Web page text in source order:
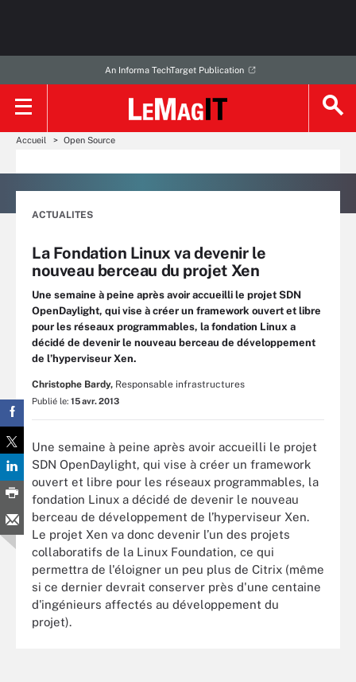
An Informa TechTarget Publication
Accueil Open Source
ACTUALITES
La Fondation Linux va devenir le
nouveau berceau du projet Xen
Une semaine à peine après avoir accueilli le projet SDN
OpenDaylight, qui vise à créer un framework ouvert et libre
pour les réseaux programmables, la fondation Linux a
décidé de devenir le nouveau berceau de développement
de l’hyperviseur Xen.
Christophe Bardy, Responsable infrastructures
Publié le: 15 avr. 2013
Une semaine à peine après avoir accueilli le projet
SDN OpenDaylight, qui vise à créer un framework
ouvert et libre pour les réseaux programmables, la
fondation Linux a décidé de devenir le nouveau
berceau de développement de l’hyperviseur Xen.
Le projet Xen va donc devenir l’un des projets
collaboratifs de la Linux Foundation, ce qui
permettra de l'éloigner un peu plus de Citrix (même
si ce dernier devrait conserver près d'une centaine
d'ingénieurs affectés au développement du
projet).